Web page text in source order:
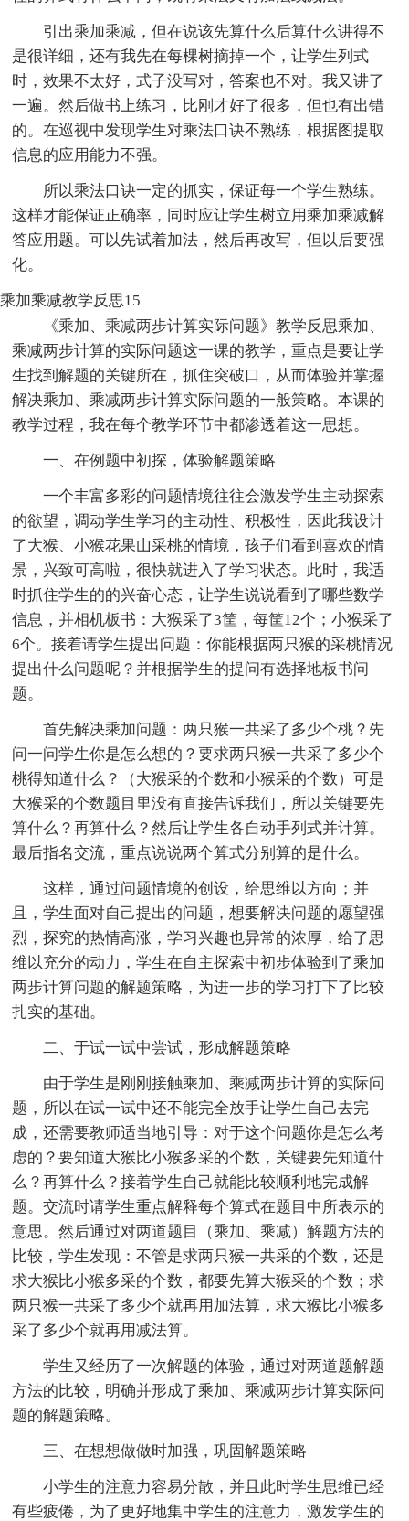
引出乘加乘减，但在说该先算什么后算什么讲得不
是很详细，还有我先在每棵树摘掉一个，让学生列式
时，效果不太好，式子没写对，答案也不对。我又讲了
一遍。然后做书上练习，比刚才好了很多，但也有出错
的。在巡视中发现学生对乘法口诀不熟练，根据图提取
信息的应用能力不强。
所以乘法口诀一定的抓实，保证每一个学生熟练。
这样才能保证正确率，同时应让学生树立用乘加乘减解
答应用题。可以先试着加法，然后再改写，但以后要强
化。
乘加乘减教学反思15
《乘加、乘减两步计算实际问题》教学反思乘加、
乘减两步计算的实际问题这一课的教学，重点是要让学
生找到解题的关键所在，抓住突破口，从而体验并掌握
解决乘加、乘减两步计算实际问题的一般策略。本课的
教学过程，我在每个教学环节中都渗透着这一思想。
一、在例题中初探，体验解题策略
一个丰富多彩的问题情境往往会激发学生主动探索
的欲望，调动学生学习的主动性、积极性，因此我设计
了大猴、小猴花果山采桃的情境，孩子们看到喜欢的情
景，兴致可高啦，很快就进入了学习状态。此时，我适
时抓住学生的的兴奋心态，让学生说说看到了哪些数学
信息，并相机板书：大猴采了3筐，每筐12个；小猴采了
6个。接着请学生提出问题：你能根据两只猴的采桃情况
提出什么问题呢？并根据学生的提问有选择地板书问
题。
首先解决乘加问题：两只猴一共采了多少个桃？先
问一问学生你是怎么想的？要求两只猴一共采了多少个
桃得知道什么？（大猴采的个数和小猴采的个数）可是
大猴采的个数题目里没有直接告诉我们，所以关键要先
算什么？再算什么？然后让学生各自动手列式并计算。
最后指名交流，重点说说两个算式分别算的是什么。
这样，通过问题情境的创设，给思维以方向；并
且，学生面对自己提出的问题，想要解决问题的愿望强
烈，探究的热情高涨，学习兴趣也异常的浓厚，给了思
维以充分的动力，学生在自主探索中初步体验到了乘加
两步计算问题的解题策略，为进一步的学习打下了比较
扎实的基础。
二、于试一试中尝试，形成解题策略
由于学生是刚刚接触乘加、乘减两步计算的实际问
题，所以在试一试中还不能完全放手让学生自己去完
成，还需要教师适当地引导：对于这个问题你是怎么考
虑的？要知道大猴比小猴多采的个数，关键要先知道什
么？再算什么？接着学生自己就能比较顺利地完成解
题。交流时请学生重点解释每个算式在题目中所表示的
意思。然后通过对两道题目（乘加、乘减）解题方法的
比较，学生发现：不管是求两只猴一共采的个数，还是
求大猴比小猴多采的个数，都要先算大猴采的个数；求
两只猴一共采了多少个就再用加法算，求大猴比小猴多
采了多少个就再用减法算。
学生又经历了一次解题的体验，通过对两道题解题
方法的比较，明确并形成了乘加、乘减两步计算实际问
题的解题策略。
三、在想想做做时加强，巩固解题策略
小学生的注意力容易分散，并且此时学生思维已经
有些疲倦，为了更好地集中学生的注意力，激发学生的